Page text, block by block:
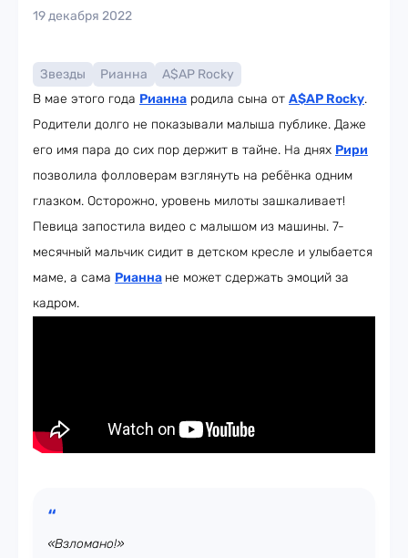
19 декабря 2022
Звезды Рианна
A$AP Rocky
В мае этого года Рианна родила сына от A$AP Rocky.
Родители долго не показывали малыша публике. Даже
его имя пара до сих пор держит в тайне. На днях Рири
позволила фолловерам взглянуть на ребёнка одним
глазком. Осторожно, уровень милоты зашкаливает!
Певица запостила видео с малышом из машины. 7-
месячный мальчик сидит в детском кресле и улыбается
маме, а сама Рианна не может сдержать эмоций за
кадром.
«Взломано!»